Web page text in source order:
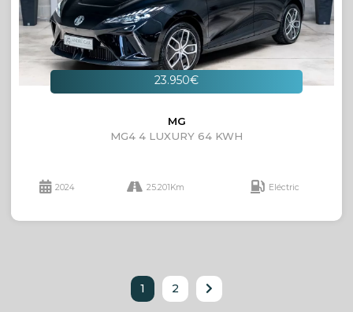
23.950€
MG
MG4 4 LUXURY 64 KWH
2024 25.201Km Eléctric
1 2